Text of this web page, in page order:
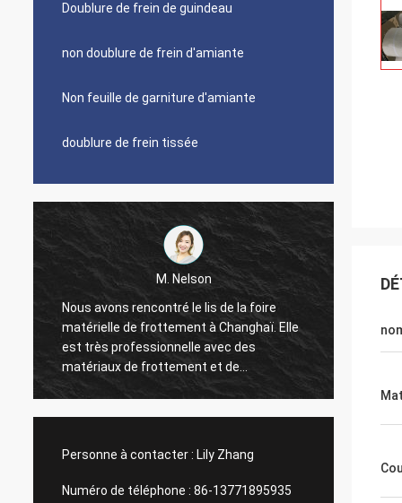
Doublure de frein de guindeau
non doublure de frein d'amiante
Non feuille de garniture d'amiante
doublure de frein tissée
M. Nelson
Nous avons rencontré le lis de la foire
matérielle de frottement à Changhaï. Elle
est très professionnelle avec des
matériaux de frottement et de
cachetage. Nous avons importé la
agréable coopération tout le temps.
Fournisseur honnête même, nous leur
très
Personne à contacter : Lily Zhang
Numéro de téléphone : 86-13771895935